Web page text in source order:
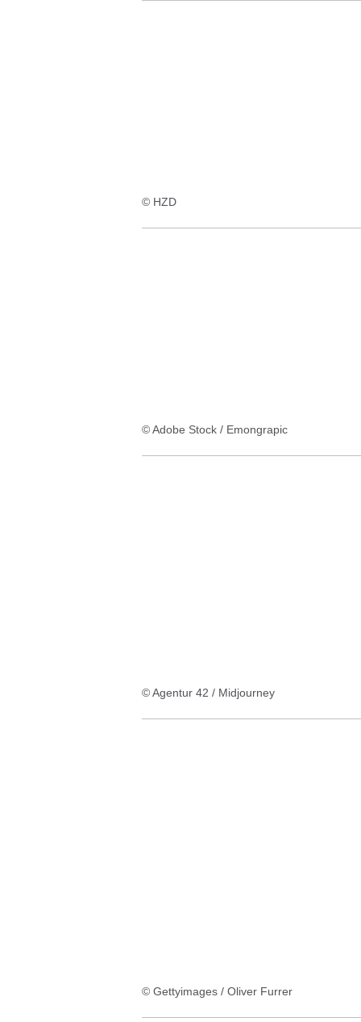
© HZD
© Adobe Stock / Emongrapic
© Agentur 42 / Midjourney
© Gettyimages / Oliver Furrer